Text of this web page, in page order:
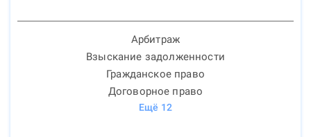
Арбитраж
Взыскание задолженности
Гражданское право
Договорное право
Ещё 12